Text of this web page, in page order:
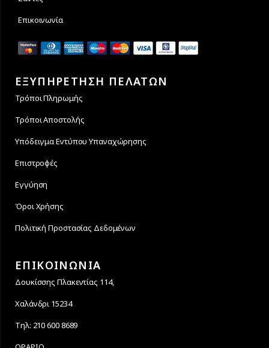
Επικοινωνία
ΕΞΥΠΗΡΕΤΗΣΗ ΠΕΛΑΤΩΝ
Τρόποι Πληρωμής
Τρόποι Αποστολής
Υπόδειγμα Εντύπου Υπαναχώρησης
Επιστροφές
Εγγύηση
Όροι Χρήσης
Πολιτική Προστασίας Δεδομένων
ΕΠΙΚΟΙΝΩΝΙΑ
Δουκίσσης Πλακεντίας 114,
Χαλάνδρι 15234
Τηλ: 210 600 8689